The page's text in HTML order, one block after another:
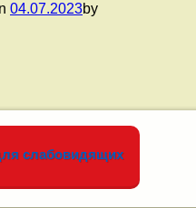
04.07.2023by
слабовидящих